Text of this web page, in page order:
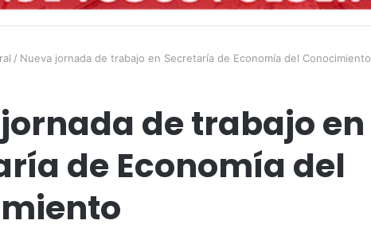
/ Nueva jornada de trabajo en Secretaría de Economía del Conocimiento
de trabajo en
de Economía del